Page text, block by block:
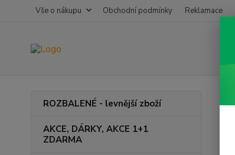
Vše o nákupu Obchodní podmínky Reklamace
ROZBALENÉ - levnější zboží
AKCE, DÁRKY, AKCE 1+1
ZDARMA